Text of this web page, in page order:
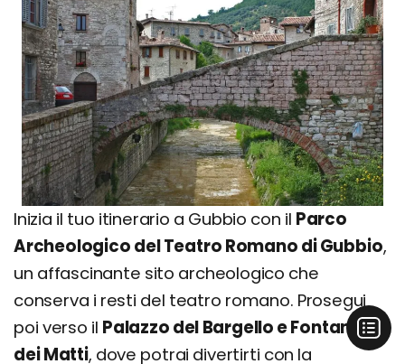
Inizia il tuo itinerario a Gubbio con il Parco
Archeologico del Teatro Romano di Gubbio,
un affascinante sito archeologico che
conserva i resti del teatro romano. Prosegui
poi verso il Palazzo del Bargello e Fontana
dei Matti, dove potrai divertirti con la